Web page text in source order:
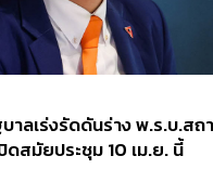
ลเร่งรัดดันร่าง พ.ร.บ.สถ
สมัยประชุม 10 เม.ย. นี้